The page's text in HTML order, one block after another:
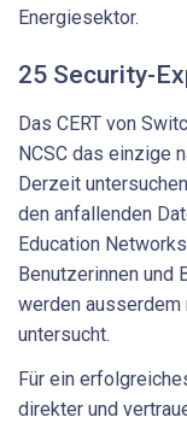
Energiesektor.
25 Security-
Das CERT von
NCSC das einzige
Derzeit
den anfallenden
Education
Benutzerinnen und
werden
untersucht.
Für ein
direkter und